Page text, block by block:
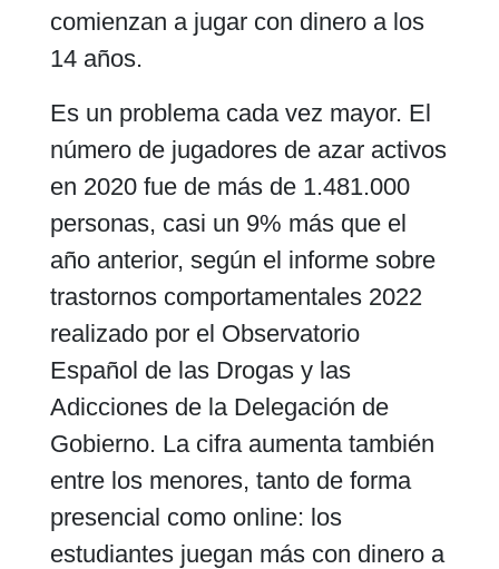
comienzan a jugar con dinero a los
14 años.
Es un problema cada vez mayor. El
número de jugadores de azar activos
en 2020 fue de más de 1.481.000
personas, casi un 9% más que el
año anterior, según el informe sobre
trastornos comportamentales 2022
realizado por el Observatorio
Español de las Drogas y las
Adicciones de la Delegación de
Gobierno. La cifra aumenta también
entre los menores, tanto de forma
presencial como online: los
estudiantes juegan más con dinero a